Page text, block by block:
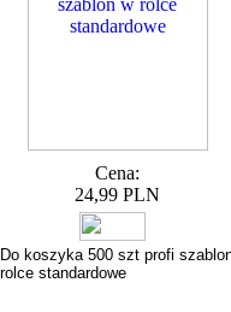
Cena:
24,99 PLN